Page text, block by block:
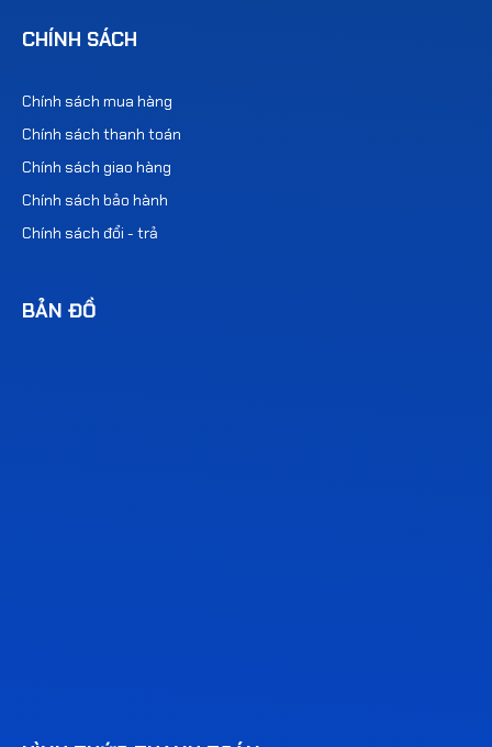
CHÍNH SÁCH
Chính sách mua hàng
Chính sách thanh toán
Chính sách giao hàng
Chính sách bảo hành
Chính sách đổi - trả
BẢN ĐỒ